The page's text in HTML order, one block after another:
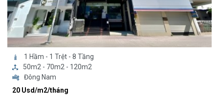
1 Hầm - 1 Trệt - 8 Tầng
50m2 - 70m2 - 120m2
Đông Nam
20 Usd/m2/tháng